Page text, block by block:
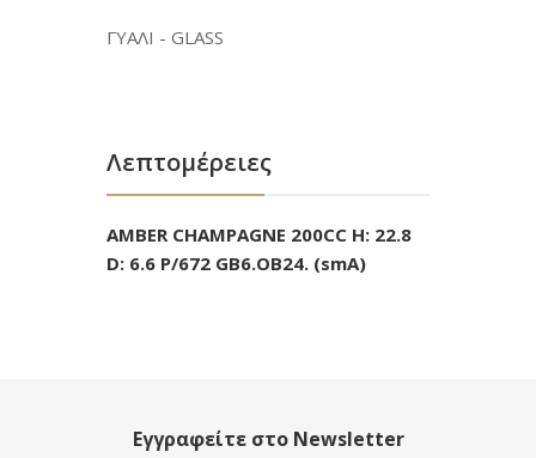
ΓΥΑΛΙ - GLASS
Λεπτομέρειες
AMBER CHAMPAGNE 200CC H: 22.8
D: 6.6 P/672 GB6.OB24. (smA)
Εγγραφείτε στο Newsletter